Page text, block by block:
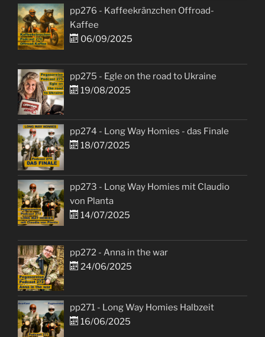
pp276 - Kaffeekränzchen Offroad-
Kaffee
06/09/2025
pp275 - Egle on the road to Ukraine
19/08/2025
pp274 - Long Way Homies - das Finale
18/07/2025
pp273 - Long Way Homies mit Claudio
von Planta
14/07/2025
pp272 - Anna in the war
24/06/2025
pp271 - Long Way Homies Halbzeit
16/06/2025